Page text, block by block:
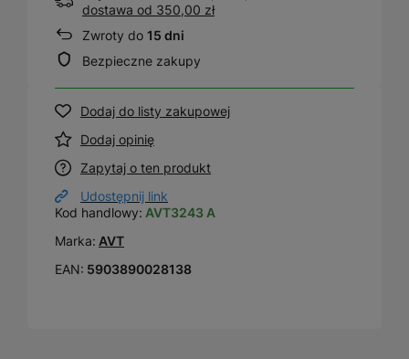
dostawa od 350,00 zł
Zwroty do 15 dni
Bezpieczne zakupy
Dodaj do listy zakupowej
Dodaj opinię
Zapytaj o ten produkt
Udostępnij link
Kod handlowy: AVT3243 A
Marka: AVT
EAN: 5903890028138